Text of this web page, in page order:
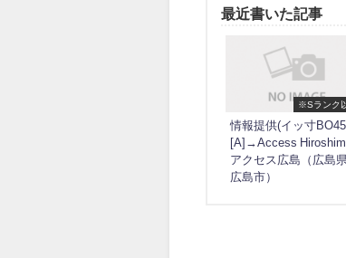
最近書いた記事
※Sランク
情報提供(イッ寸
[A]→Access
アクセス広島（広島県
広島市）